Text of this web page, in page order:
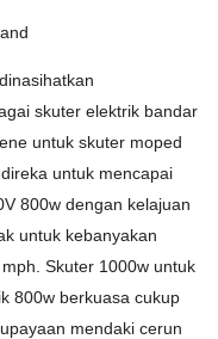
skuter elektrik bandar
untuk skuter moped
untuk mencapai
800w dengan kelajuan
untuk kebanyakan
Skuter 1000w untuk
800w berkuasa cukup
mendaki cerun